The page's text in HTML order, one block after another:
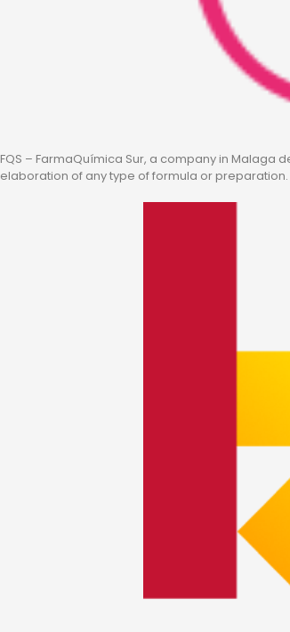
FQS – FarmaQuímica Sur, a company in
elaboration of any type of formula or preparation.